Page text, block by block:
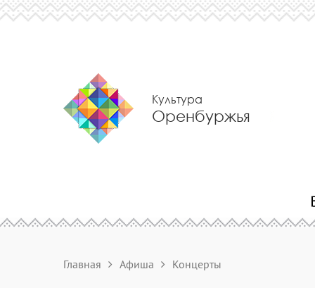
Культура
Оренбуржья
Главная Афиша Концерты